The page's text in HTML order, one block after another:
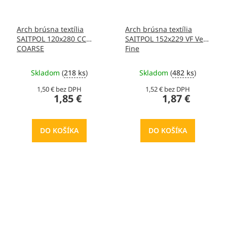
Arch brúsna textília
SAITPOL 120x280 CC
COARSE
Skladom (218 ks)
1,50 € bez DPH
1,85 €
DO KOŠÍKA
Arch brúsna textília
SAITPOL 152x229 VF Very
Fine
Skladom (482 ks)
1,52 € bez DPH
1,87 €
DO KOŠÍKA